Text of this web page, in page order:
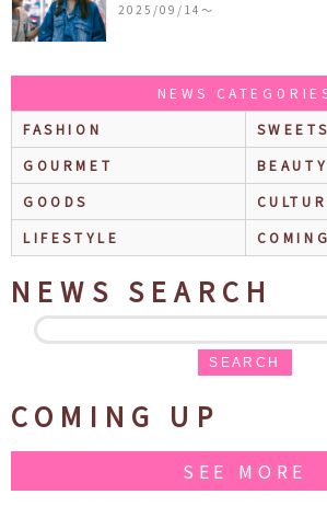
2025/09/14〜
NEWS
FASHION
SWEETS
GOURMET
BEAUTY
GOODS
LIFESTYLE
NEWS SEARCH
SEARCH
COMING UP
SEE MORE